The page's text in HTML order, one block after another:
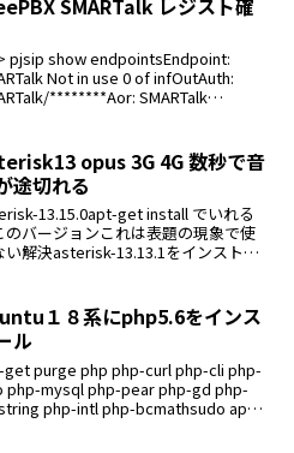
pjsip show endpointsEndpoint:
Not in use 0 of infOutAuth:
********Aor: SMARTalk
opus 3G 4G 数秒で音
途切れる
13.15.0apt-get install でいれる
のバージョンこれは表題の現象で使
い解決asterisk-13.13.1をインストー
１８系にphp5.6をインス
ル
purge php php-curl php-cli php-
php-mysql php-pear php-gd php-
php-intl php-bcmathsudo apt